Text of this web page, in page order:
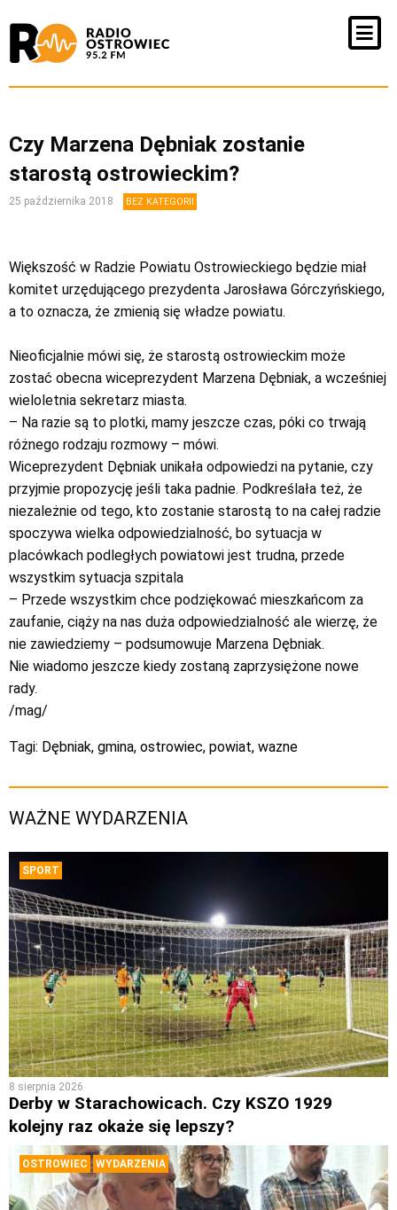
Czy Marzena Dębniak zostanie
starostą ostrowieckim?
25 października 2018 BEZ KATEGORII
Większość w Radzie Powiatu Ostrowieckiego będzie miał
komitet urzędującego prezydenta Jarosława Górczyńskiego,
a to oznacza, że zmienią się władze powiatu.
Nieoficjalnie mówi się, że starostą ostrowieckim może
zostać obecna wiceprezydent Marzena Dębniak, a wcześniej
wieloletnia sekretarz miasta.
– Na razie są to plotki, mamy jeszcze czas, póki co trwają
różnego rodzaju rozmowy – mówi.
Wiceprezydent Dębniak unikała odpowiedzi na pytanie, czy
przyjmie propozycję jeśli taka padnie. Podkreślała też, że
niezależnie od tego, kto zostanie starostą to na całej radzie
spoczywa wielka odpowiedzialność, bo sytuacja w
placówkach podległych powiatowi jest trudna, przede
wszystkim sytuacja szpitala
– Przede wszystkim chce podziękować mieszkańcom za
zaufanie, ciąży na nas duża odpowiedzialność ale wierzę, że
nie zawiedziemy – podsumowuje Marzena Dębniak.
Nie wiadomo jeszcze kiedy zostaną zaprzysiężone nowe
rady.
/mag/
Tagi: Dębniak, gmina, ostrowiec, powiat, wazne
WAŻNE WYDARZENIA
SPORT
8 sierpnia 2026
Derby w Starachowicach. Czy KSZO 1929
kolejny raz okaże się lepszy?
OSTROWIEC WYDARZENIA